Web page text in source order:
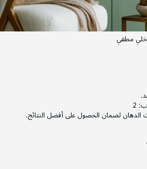
مطفي
2
لضمان الحصول على أفضل النتائج.